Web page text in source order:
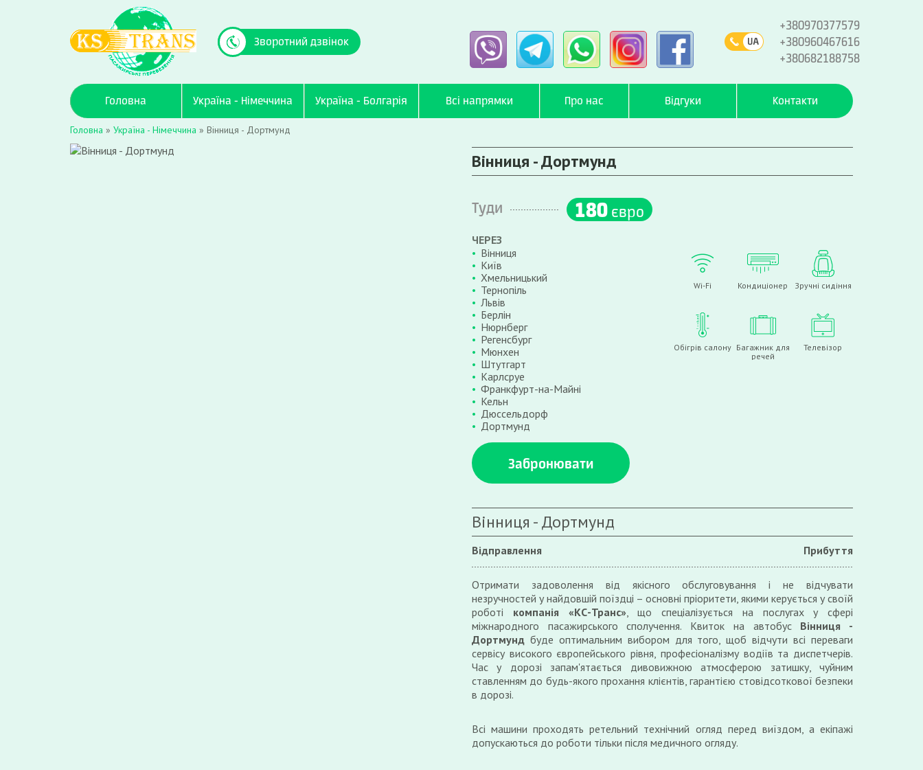
Зворотний дзвінок
+380970377579
+380960467616
+380682188758
Головна Україна - Німеччина Україна - Болгарія Всі напрямки Про нас Відгуки Контакти
Головна » Україна - Німеччина » Вінниця - Дортмунд
Вінниця - Дортмунд
Туди 180євро
ЧЕРЕЗ
Вінниця
Київ
Хмельницький
Тернопіль
Львів
Берлін
Нюрнберг
Регенсбург
Мюнхен
Штутгарт
Карлсруе
Франкфурт-на-Майні
Кельн
Дюссельдорф
Дортмунд
Забронювати
Wi-Fi Кондиціонер Зручні сидіння
Обігрів салону Багажник для
речей
Телевізор
Вінниця - Дортмунд
Відправлення Прибуття
Отримати задоволення від якісного обслуговування і не відчувати
незручностей у найдовшій поїздці – основні пріоритети, якими керується у своїй
роботі компанія «КС-Транс», що спеціалізується на послугах у сфері
міжнародного пасажирського сполучення. Квиток на автобус Вінниця -
Дортмунд буде оптимальним вибором для того, щоб відчути всі переваги
сервісу високого європейського рівня, професіоналізму водіїв та диспетчерів.
Час у дорозі запам'ятається дивовижною атмосферою затишку, чуйним
ставленням до будь-якого прохання клієнтів, гарантією стовідсоткової безпеки
в дорозі.
Всі машини проходять ретельний технічний огляд перед виїздом, а екіпажі
допускаються до роботи тільки після медичного огляду.